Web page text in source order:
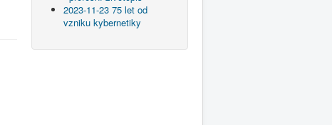
2023-11-23 75 let od
vzniku kybernetiky